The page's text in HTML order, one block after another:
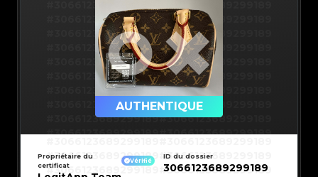
#3066123689299189#3066123689299189
#3066123689299189#3066123689299189
#3066123689299189#3066123689299189
#3066123689299189#3066123689299189
#3066123689299189#3066123689299189
#3066123689299189#3066123689299189
#3066123689299189#3066123689299189
#3066123689299189#3066123689299189
#3066123689299189#3066123689299189
#3066123689299189
#3066123689299189
AUTHENTIQUE
#3066123689299189
#3066123689299189
#3066123689299189
#3066123689299189
Propriétaire du
certificat
Vérifié
ID du dossier
3066123689299189